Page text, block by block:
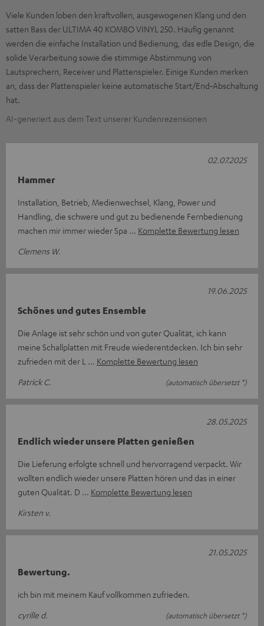
Viele Kunden loben den kraftvollen, ausgewogenen Klang und den
satten Bass der ULTIMA 40 KOMBO VINYL 250. Häufig genannt
werden die einfache Installation und Bedienung, das edle Design, die
solide Verarbeitung sowie die stimmige Abstimmung von
Lautsprechern, Receiver und Plattenspieler. Einige Kunden merken
an, dass der Plattenspieler keine automatische Start/End‑Abschaltung
hat.
AI-generiert aus dem Text unserer Kundenrezensionen
Hammer
Installation, Betrieb, Medienwechsel, Klang, Power und
Handling, die schwere und gut zu bedienende Fernbedienung
machen mir immer wieder Spa
Komplette Bewertung lesen
Clemens W.
02.07.2025
Schönes und gutes Ensemble
Die Anlage ist sehr schön und von guter Qualität, ich kann
meine Schallplatten mit Freude wiederentdecken. Ich bin sehr
zufrieden mit der L
Komplette Bewertung lesen
Patrick C.
(automatisch übersetzt *)
19.06.2025
Endlich wieder unsere Platten genießen
Die Lieferung erfolgte schnell und hervorragend verpackt. Wir
wollten endlich wieder unsere Platten hören und das in einer
guten Qualität. D
Komplette Bewertung lesen
Kirsten v.
28.05.2025
Bewertung.
ich bin mit meinem Kauf vollkommen zufrieden.
cyrille d.
(automatisch übersetzt *)
21.05.2025